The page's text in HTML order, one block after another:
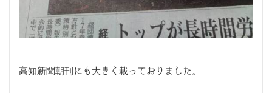
高知新聞朝刊にも大きく載っておりました。